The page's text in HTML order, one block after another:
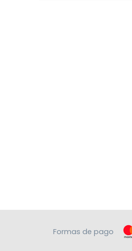
Formas de pago